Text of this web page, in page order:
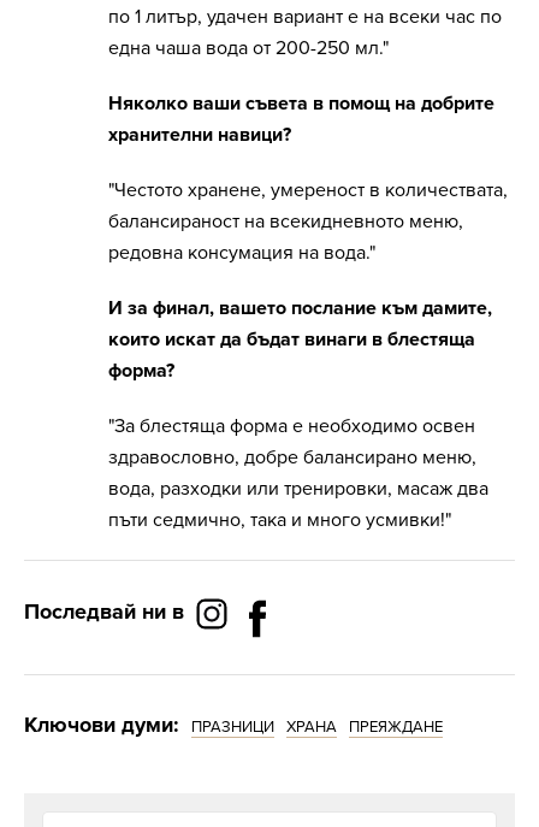
по 1 литър, удачен вариант е на всеки час по
една чаша вода от 200-250 мл."
Няколко ваши съвета в помощ на добрите
хранителни навици?
"Честото хранене, умереност в количествата,
балансираност на всекидневното меню,
редовна консумация на вода."
И за финал, вашето послание към дамите,
които искат да бъдат винаги в блестяща
форма?
"За блестяща форма е необходимо освен
здравословно, добре балансирано меню,
вода, разходки или тренировки, масаж два
пъти седмично, така и много усмивки!"
Последвай ни в
Ключови думи: ПРАЗНИЦИ ХРАНА ПРЕЯЖДАНЕ